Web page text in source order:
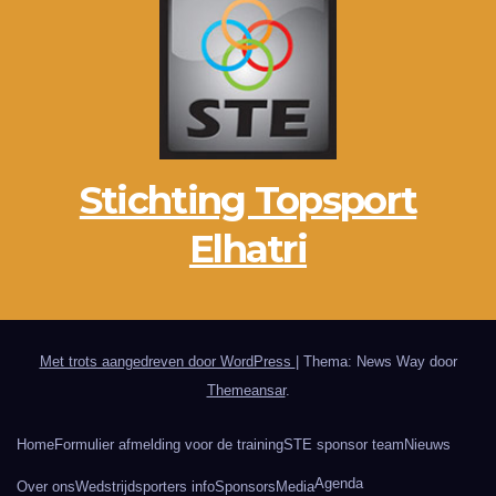
Stichting Topsport
Elhatri
Met trots aangedreven door WordPress
Thema: News Way door
Themeansar.
HomeFormulier afmelding voor de trainingSTE sponsor teamNieuws
Over onsWedstrijdsporters infoSponsors MediaAgenda